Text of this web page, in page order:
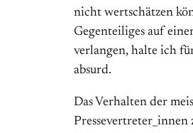
nicht wertschätzen
Gegenteiliges auf
verlangen, halte ich
absurd.
Das Verhalten der
Pressevertreter_innen